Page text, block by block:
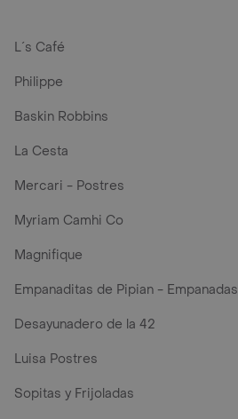
L´s Café
Philippe
Baskin Robbins
La Cesta
Mercari - Postres
Myriam Camhi Co
Magnifique
Empanaditas de Pipian - Empanadas
Desayunadero de la 42
Luisa Postres
Sopitas y Frijoladas